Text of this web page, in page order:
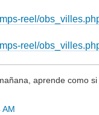
reel/
reel/
aprende como
AM